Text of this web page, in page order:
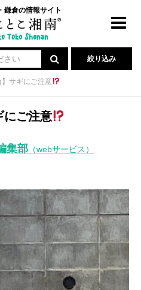
鎌倉の情報サイト
絞り込み
】サギにご注意
にご注意
集部 （webサービス）